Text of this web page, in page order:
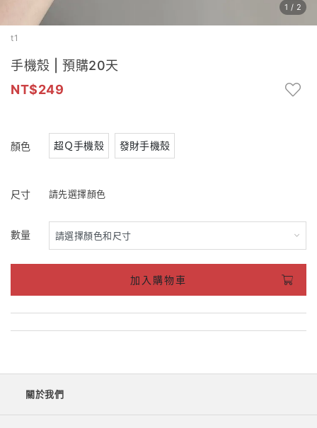
1 / 2
t1
手機殼 | 預購20天
249
顏色 超Ｑ手機殼 發財手機殼
尺寸 請先選擇顏色
數量
加入購物車
關於我們